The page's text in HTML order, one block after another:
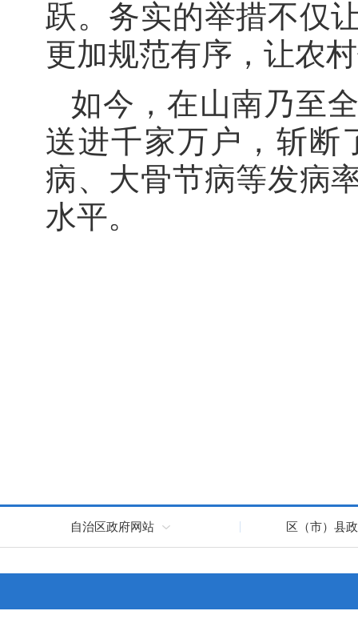
跃。务实的举措不仅
更加规范有序，让农
如今，在山南乃至
送进千家万户，斩断
病、大骨节病等发病
水平。
自治区政府网站 区（市）县